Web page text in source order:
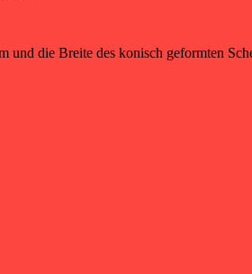
und die Breite des konisch geformten